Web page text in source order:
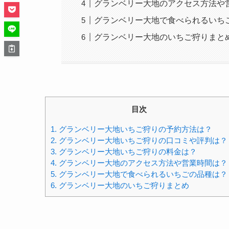
グランベリー大地のアクセス方法や
グランベリー大地で食べられるいち
グランベリー大地のいちご狩りまと
目次
1. グランベリー大地いちご狩りの予約方法は？
2. グランベリー大地いちご狩りの口コミや評判は？
3. グランベリー大地いちご狩りの料金は？
4. グランベリー大地のアクセス方法や営業時間は？
5. グランベリー大地で食べられるいちごの品種は？
6. グランベリー大地のいちご狩りまとめ